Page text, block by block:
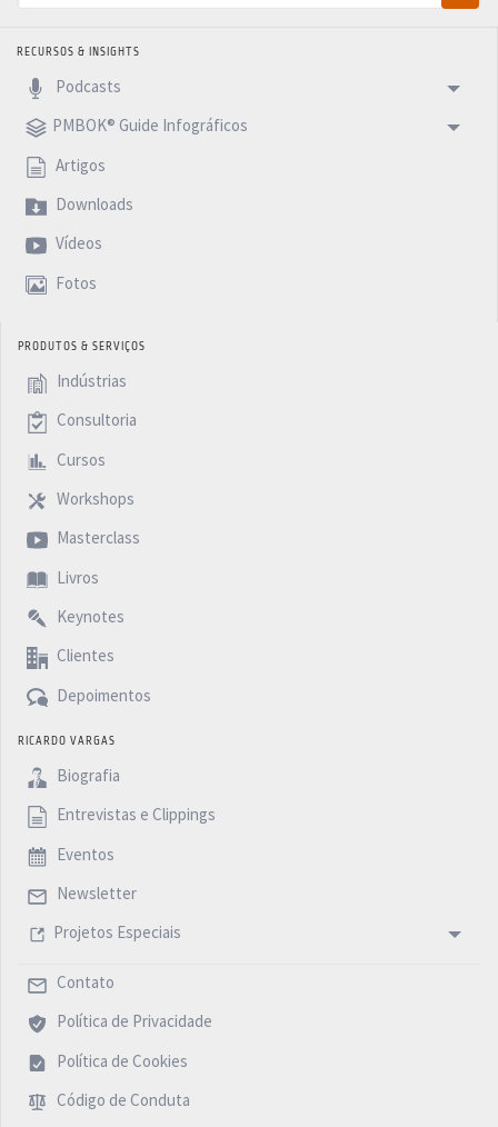
RECURSOS & INSIGHTS
Podcasts
PMBOK® Guide Infográficos
Artigos
Downloads
Vídeos
Fotos
PRODUTOS & SERVIÇOS
Indústrias
Consultoria
Cursos
Workshops
Masterclass
Livros
Keynotes
Clientes
Depoimentos
RICARDO VARGAS
Biografia
Entrevistas e Clippings
Eventos
Newsletter
Projetos Especiais
Contato
Política de Privacidade
Política de Cookies
Código de Conduta